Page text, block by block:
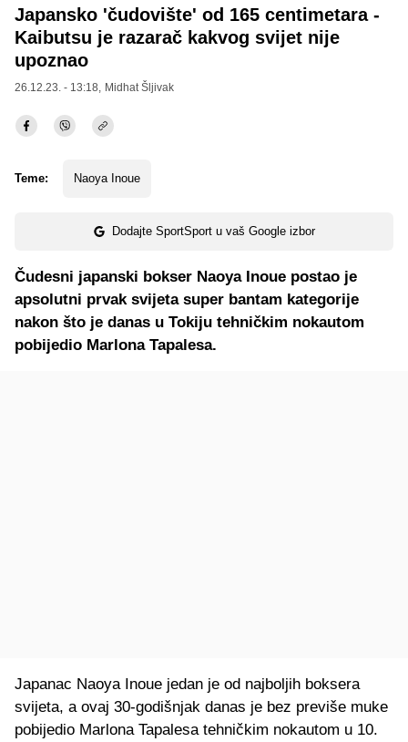
Japansko 'čudovište' od 165 centimetara -
Kaibutsu je razarač kakvog svijet nije
upoznao
26.12.23. - 13:18, Midhat Šljivak
Teme: Naoya Inoue
Dodajte SportSport u vaš Google izbor
Čudesni japanski bokser Naoya Inoue postao je
apsolutni prvak svijeta super bantam kategorije
nakon što je danas u Tokiju tehničkim nokautom
pobijedio Marlona Tapalesa.
Japanac Naoya Inoue jedan je od najboljih boksera
svijeta, a ovaj 30-godišnjak danas je bez previše muke
pobijedio Marlona Tapalesa tehničkim nokautom u 10.